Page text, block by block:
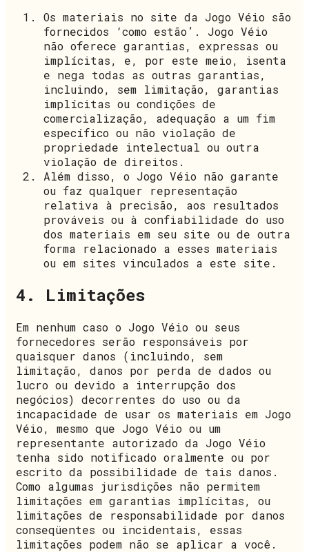
Os materiais no site da Jogo Véio são
fornecidos ‘como estão’. Jogo Véio
não oferece garantias, expressas ou
implícitas, e, por este meio, isenta
e nega todas as outras garantias,
incluindo, sem limitação, garantias
implícitas ou condições de
comercialização, adequação a um fim
específico ou não violação de
propriedade intelectual ou outra
violação de direitos.
Além disso, o Jogo Véio não garante
ou faz qualquer representação
relativa à precisão, aos resultados
prováveis ​​ou à confiabilidade do uso
dos materiais em seu site ou de outra
forma relacionado a esses materiais
ou em sites vinculados a este site.
4. Limitações
Em nenhum caso o Jogo Véio ou seus
fornecedores serão responsáveis ​​por
quaisquer danos (incluindo, sem
limitação, danos por perda de dados ou
lucro ou devido a interrupção dos
negócios) decorrentes do uso ou da
incapacidade de usar os materiais em Jogo
Véio, mesmo que Jogo Véio ou um
representante autorizado da Jogo Véio
tenha sido notificado oralmente ou por
escrito da possibilidade de tais danos.
Como algumas jurisdições não permitem
limitações em garantias implícitas, ou
limitações de responsabilidade por danos
conseqüentes ou incidentais, essas
limitações podem não se aplicar a você.